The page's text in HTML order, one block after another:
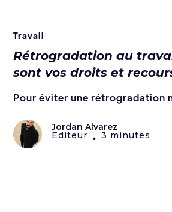
Travail
Rétrogradation au
sont vos droits et
Pour éviter une rétrogradation
Jordan Alvarez
Editeur • 3 minutes